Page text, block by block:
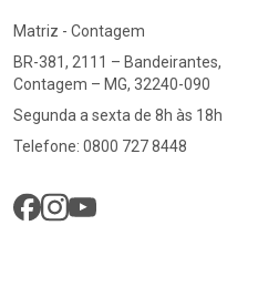
Matriz - Contagem
BR-381, 2111 – Bandeirantes,
Contagem – MG, 32240-090
Segunda a sexta de 8h às 18h
Telefone: 0800 727 8448